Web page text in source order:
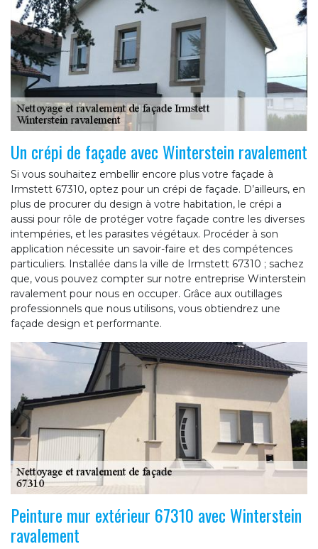
Un crépi de façade avec Winterstein ravalement
Si vous souhaitez embellir encore plus votre façade à
Irmstett 67310, optez pour un crépi de façade. D’ailleurs, en
plus de procurer du design à votre habitation, le crépi a
aussi pour rôle de protéger votre façade contre les diverses
intempéries, et les parasites végétaux. Procéder à son
application nécessite un savoir-faire et des compétences
particuliers. Installée dans la ville de Irmstett 67310 ; sachez
que, vous pouvez compter sur notre entreprise Winterstein
ravalement pour nous en occuper. Grâce aux outillages
professionnels que nous utilisons, vous obtiendrez une
façade design et performante.
Peinture mur extérieur 67310 avec Winterstein
ravalement